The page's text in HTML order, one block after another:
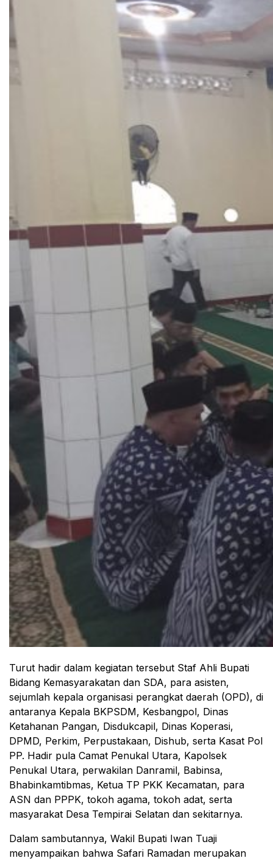
Turut hadir dalam kegiatan tersebut Staf Ahli Bupati
Bidang Kemasyarakatan dan SDA, para asisten,
sejumlah kepala organisasi perangkat daerah (OPD), di
antaranya Kepala BKPSDM, Kesbangpol, Dinas
Ketahanan Pangan, Disdukcapil, Dinas Koperasi,
DPMD, Perkim, Perpustakaan, Dishub, serta Kasat Pol
PP. Hadir pula Camat Penukal Utara, Kapolsek
Penukal Utara, perwakilan Danramil, Babinsa,
Bhabinkamtibmas, Ketua TP PKK Kecamatan, para
ASN dan PPPK, tokoh agama, tokoh adat, serta
masyarakat Desa Tempirai Selatan dan sekitarnya.
Dalam sambutannya, Wakil Bupati Iwan Tuaji
menyampaikan bahwa Safari Ramadan merupakan